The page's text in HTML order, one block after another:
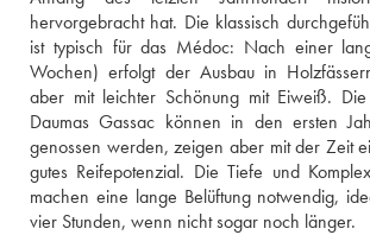
hervorgebracht hat. Die klassisch
ist typisch für das Médoc: Nach einer
Wochen) erfolgt der Ausbau in
aber mit leichter Schönung mit Eiweiß.
Daumas Gassac können in den ersten
genossen werden, zeigen aber mit der Zeit
gutes Reifepotenzial. Die Tiefe und
machen eine lange Belüftung notwendig,
vier Stunden, wenn nicht sogar noch länger.